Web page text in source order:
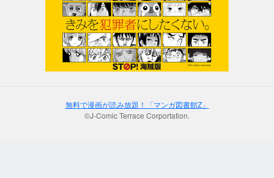
無料で漫画が読み放題！「マンガ図書館Z」
©J-Comic Terrace Corportation.